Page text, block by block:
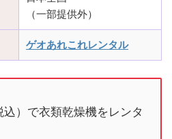
（一部提供外）
ゲオあれこれレンタル
）で衣類乾燥機をレンタ